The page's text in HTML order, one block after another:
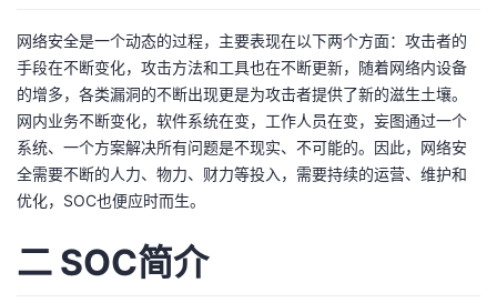
发
者
我
的
博
我
的
我
网络安全是一个动态的过程，主要表现在以下两个方面：攻击者的
手段在不断变化，攻击方法和工具也在不断更新，随着网络内设备
的增多，各类漏洞的不断出现更是为攻击者提供了新的滋生土壤。
网内业务不断变化，软件系统在变，工作人员在变，妄图通过一个
系统、一个方案解决所有问题是不现实、不可能的。因此，网络安
全需要不断的人力、物力、财力等投入，需要持续的运营、维护和
优化，SOC也便应时而生。
二 SOC简介